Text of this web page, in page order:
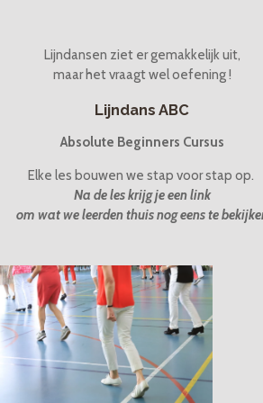
Lijndansen ziet er gemakkelijk uit,
maar het vraagt wel oefening !
Lijndans ABC
Absolute Beginners Cursus
Elke les bouwen we stap voor stap op.
Na de les krijg je een link
om wat we leerden thuis nog eens te